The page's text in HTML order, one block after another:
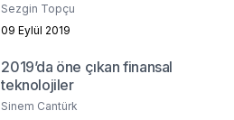
Sezgin Topçu
09 Eylül 2019
2019’da öne çıkan finansal
teknolojiler
Sinem Cantürk